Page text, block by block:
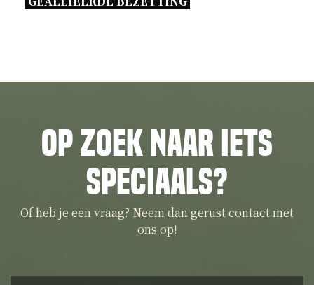
Op zoek naar iets
speciaals?
Of heb je een vraag? Neem dan gerust contact met
ons op!